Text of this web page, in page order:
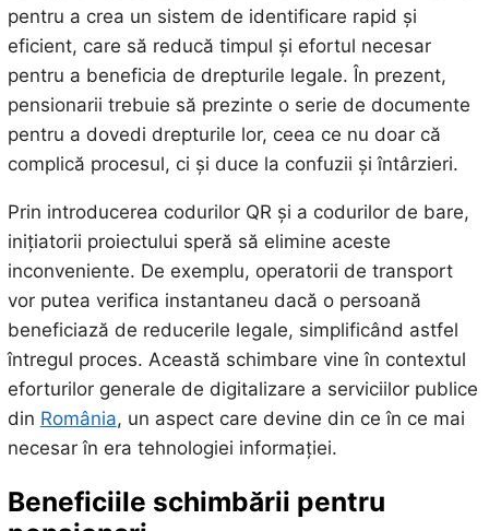
pentru a crea un sistem de identificare rapid și
eficient, care să reducă timpul și efortul necesar
pentru a beneficia de drepturile legale. În prezent,
pensionarii trebuie să prezinte o serie de documente
pentru a dovedi drepturile lor, ceea ce nu doar că
complică procesul, ci și duce la confuzii și întârzieri.
Prin introducerea codurilor QR și a codurilor de bare,
inițiatorii proiectului speră să elimine aceste
inconveniente. De exemplu, operatorii de transport
vor putea verifica instantaneu dacă o persoană
beneficiază de reducerile legale, simplificând astfel
întregul proces. Această schimbare vine în contextul
eforturilor generale de digitalizare a serviciilor publice
din România, un aspect care devine din ce în ce mai
necesar în era tehnologiei informației.
Beneficiile schimbării pentru